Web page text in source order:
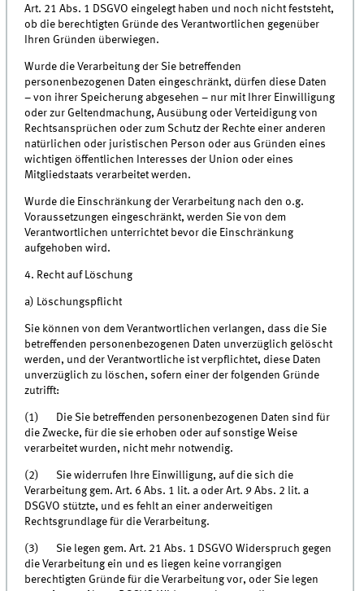
Art. 21 Abs. 1 DSGVO eingelegt haben und noch nicht feststeht,
ob die berechtigten Gründe des Verantwortlichen gegenüber
Ihren Gründen überwiegen.
Wurde die Verarbeitung der Sie betreffenden
personenbezogenen Daten eingeschränkt, dürfen diese Daten
– von ihrer Speicherung abgesehen – nur mit Ihrer Einwilligung
oder zur Geltendmachung, Ausübung oder Verteidigung von
Rechtsansprüchen oder zum Schutz der Rechte einer anderen
natürlichen oder juristischen Person oder aus Gründen eines
wichtigen öffentlichen Interesses der Union oder eines
Mitgliedstaats verarbeitet werden.
Wurde die Einschränkung der Verarbeitung nach den o.g.
Voraussetzungen eingeschränkt, werden Sie von dem
Verantwortlichen unterrichtet bevor die Einschränkung
aufgehoben wird.
4. Recht auf Löschung
a) Löschungspflicht
Sie können von dem Verantwortlichen verlangen, dass die Sie
betreffenden personenbezogenen Daten unverzüglich gelöscht
werden, und der Verantwortliche ist verpflichtet, diese Daten
unverzüglich zu löschen, sofern einer der folgenden Gründe
zutrifft:
(1) Die Sie betreffenden personenbezogenen Daten sind für
die Zwecke, für die sie erhoben oder auf sonstige Weise
verarbeitet wurden, nicht mehr notwendig.
(2) Sie widerrufen Ihre Einwilligung, auf die sich die
Verarbeitung gem. Art. 6 Abs. 1 lit. a oder Art. 9 Abs. 2 lit. a
DSGVO stützte, und es fehlt an einer anderweitigen
Rechtsgrundlage für die Verarbeitung.
(3) Sie legen gem. Art. 21 Abs. 1 DSGVO Widerspruch gegen
die Verarbeitung ein und es liegen keine vorrangigen
berechtigten Gründe für die Verarbeitung vor, oder Sie legen